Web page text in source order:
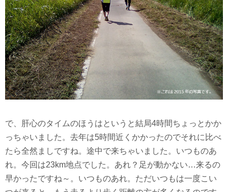
で、肝心のタイムのほうはというと結局4時間ちょっとかか
っちゃいました。去年は5時間近くかかったのでそれに比べ
たら全然ましですね。途中で来ちゃいました。いつものあ
れ。今回は23km地点でした。あれ？足が動かない…来るの
早かったですね～。いつものあれ。ただいつもは一度こい